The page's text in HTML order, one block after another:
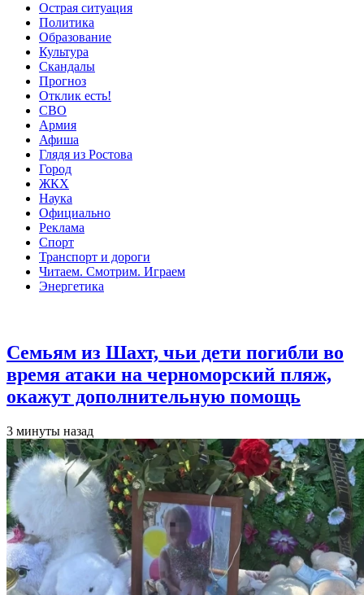
Острая ситуация
Политика
Образование
Культура
Скандалы
Прогноз
Отклик есть!
СВО
Армия
Афиша
Глядя из Ростова
Город
ЖКХ
Наука
Официально
Реклама
Спорт
Транспорт и дороги
Читаем. Смотрим. Играем
Энергетика
Семьям из Шахт, чьи дети погибли во
время атаки на черноморский пляж,
окажут дополнительную помощь
3 минуты назад